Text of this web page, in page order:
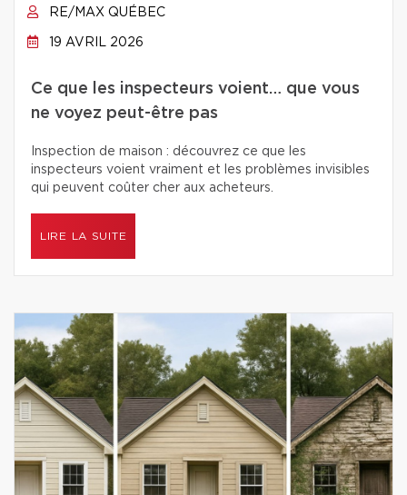
RE/MAX QUÉBEC
19 AVRIL 2026
Ce que les inspecteurs voient… que vous
ne voyez peut-être pas
Inspection de maison : découvrez ce que les
inspecteurs voient vraiment et les problèmes invisibles
qui peuvent coûter cher aux acheteurs.
LIRE LA SUITE